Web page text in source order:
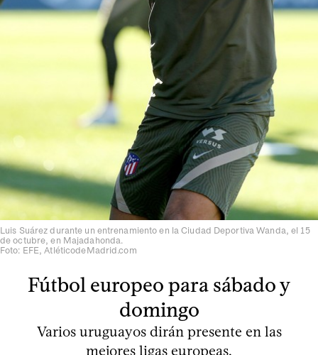
Luis Suárez durante un entrenamiento en la Ciudad Deportiva Wanda, el 15
de octubre, en Majadahonda.
Foto: EFE, AtléticodeMadrid.com
Fútbol europeo para sábado y
domingo
Varios uruguayos dirán presente en las
mejores ligas europeas.